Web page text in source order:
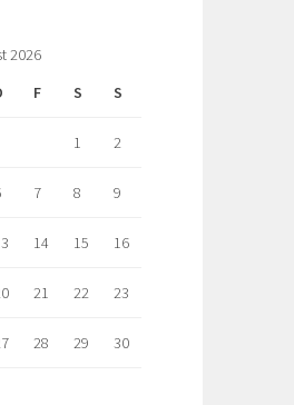
2026
F S S
1 2
7 8 9
14 15 16
21 22 23
28 29 30